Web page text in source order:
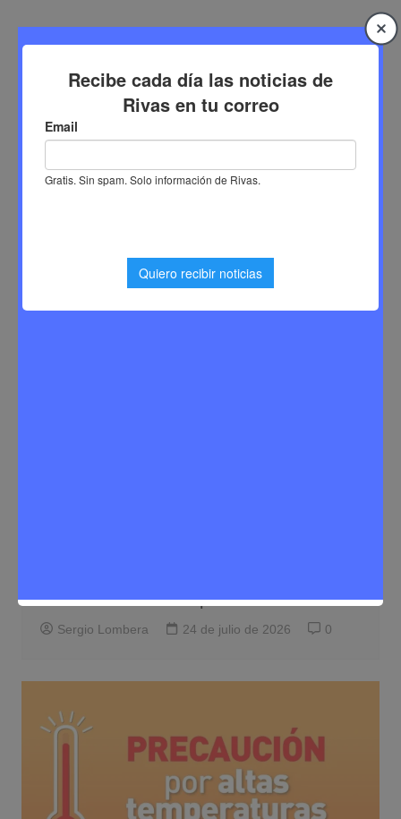
ayuntamiento de Rivas
animales afectados por los incendios
Sergio Lombera 24 de julio de 2026 0